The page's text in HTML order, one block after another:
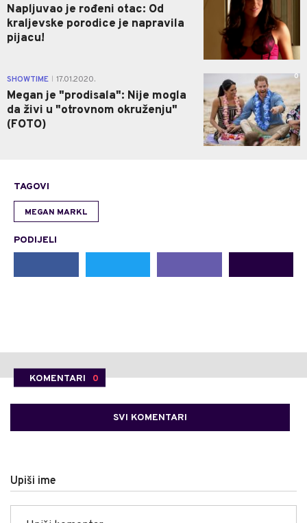
Napljuvao je rođeni otac: Od
kraljevske porodice je napravila
pijacu!
SHOWTIME 17.01.2020.
Megan je "prodisala": Nije mogla
da živi u "otrovnom okruženju"
(FOTO)
0
TAGOVI
MEGAN MARKL
PODIJELI
KOMENTARI 0
SVI KOMENTARI
Upiši ime